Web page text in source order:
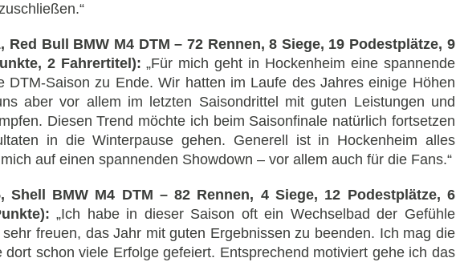
Red Bull BMW M4 DTM – 72 Rennen, 8 Siege, 19 Podestplätze, 9
2 Fahrertitel): „Für mich geht in Hockenheim eine spannende
DTM-Saison zu Ende. Wir hatten im Laufe des Jahres einige Höhen
aber vor allem im letzten Saisondrittel mit guten Leistungen und
Diesen Trend möchte ich beim Saisonfinale natürlich fortsetzen
in die Winterpause gehen. Generell ist in Hockenheim alles
auf einen spannenden Showdown – vor allem auch für die Fans.“
Shell BMW M4 DTM – 82 Rennen, 4 Siege, 12 Podestplätze, 6
„Ich habe in dieser Saison oft ein Wechselbad der Gefühle
freuen, das Jahr mit guten Ergebnissen zu beenden. Ich mag die
dort schon viele Erfolge gefeiert. Entsprechend motiviert gehe ich das